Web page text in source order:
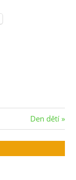
Next
Post:
Den dětí